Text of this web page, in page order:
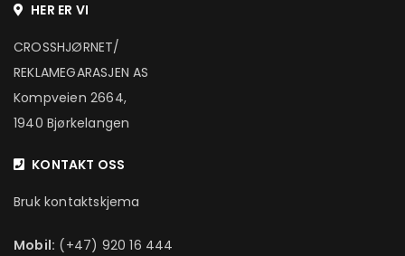
HER ER VI
CROSSHJØRNET/
REKLAMEGARASJEN AS
Kompveien 2664,
1940 Bjørkelangen
KONTAKT OSS
Bruk kontaktskjema
Mobil: (+47) 920 16 444